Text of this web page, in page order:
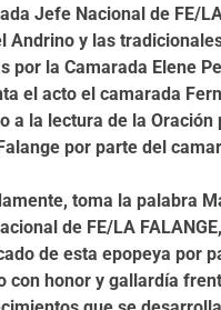
Jefe Nacional de FE/
Andrino y las
por la Camarada Elene
el acto el camarada
a la lectura de la Oración
por parte del
toma la palabra
de FE/LA
de esta epopeya por
con honor y gallardía